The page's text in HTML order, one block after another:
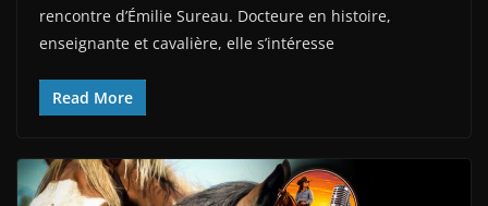
rencontre d’Émilie Sureau. Docteure en histoire,
enseignante et cavalière, elle s’intéresse
Read More